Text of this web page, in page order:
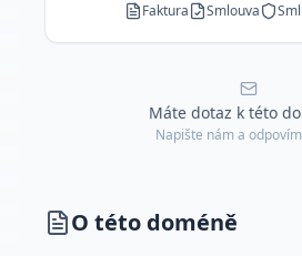
Faktura Smlouva
Máte dotaz k této
Napište nám a
O této doméně